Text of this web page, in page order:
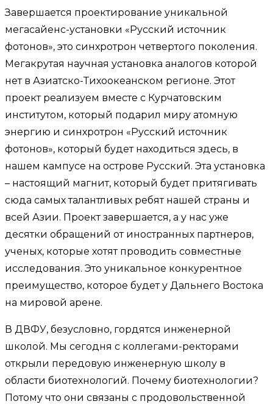
Завершается проектирование уникальной
мегасайенс-установки «Русский источник
фотонов», это синхротрон четвертого поколения.
Мегакрутая научная установка аналогов которой
нет в Азиатско-Тихоокеанском регионе. Этот
проект реализуем вместе с Курчатовским
институтом, который подарил миру атомную
энергию и синхротрон «Русский источник
фотонов», который будет находиться здесь, в
нашем кампусе на острове Русский. Эта установка
– настоящий магнит, который будет притягивать
сюда самых талантливых ребят нашей страны и
всей Азии. Проект завершается, а у нас уже
десятки обращений от иностранных партнеров,
ученых, которые хотят проводить совместные
исследования. Это уникальное конкурентное
преимущество, которое будет у Дальнего Востока
на мировой арене.
В ДВФУ, безусловно, гордятся инженерной
школой. Мы сегодня с коллегами-ректорами
открыли передовую инженерную школу в
области биотехнологий. Почему биотехнологии?
Потому что они связаны с продовольственной